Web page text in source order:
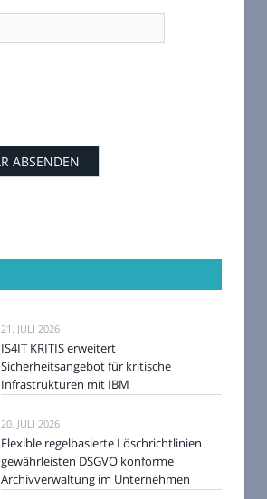
21. JULI 2026
IS4IT KRITIS erweitert
Sicherheitsangebot für kritische
Infrastrukturen mit IBM
20. JULI 2026
Flexible regelbasierte Löschrichtlinien
gewährleisten DSGVO konforme
Archivverwaltung im Unternehmen